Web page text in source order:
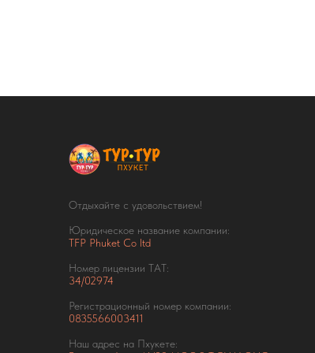
Отдыхайте с удовольствием!
Юридическое название компании:
TFP Phuket Co ltd
Номер лицензии ТАТ:
34/02974
Регистрационный номер компании:
0835566003411
Наш адрес на Пхукете: